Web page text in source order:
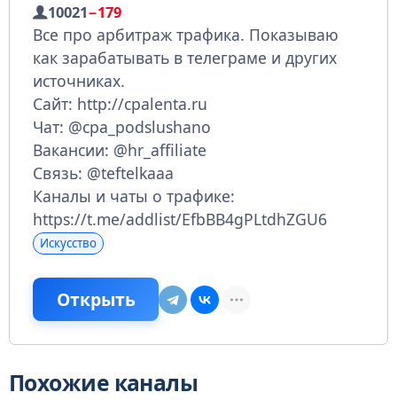
10021−179
Все про арбитраж трафика. Показываю
как зарабатывать в телеграме и других
источниках.
Сайт: http://cpalenta.ru
Чат: @cpa_podslushano
Вакансии: @hr_affiliate
Связь: @teftelkaaa
Каналы и чаты о трафике:
https://t.me/addlist/EfbBB4gPLtdhZGU6
Искусство
Открыть
Похожие каналы